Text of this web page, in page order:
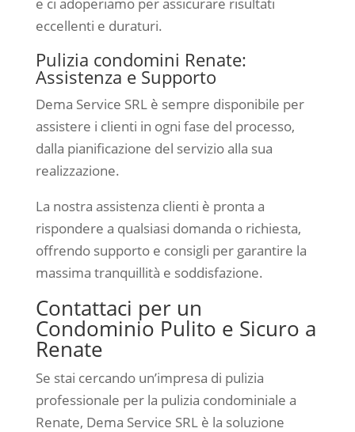
eccellenti e duraturi.
Pulizia condomini Renate:
Assistenza e Supporto
Dema Service SRL è sempre disponibile per
assistere i clienti in ogni fase del processo,
dalla pianificazione del servizio alla sua
realizzazione.
La nostra assistenza clienti è pronta a
rispondere a qualsiasi domanda o richiesta,
offrendo supporto e consigli per garantire la
massima tranquillità e soddisfazione.
Contattaci per un
Condominio Pulito e Sicuro a
Renate
Se stai cercando un’impresa di pulizia
professionale per la pulizia condominiale a
Renate, Dema Service SRL è la soluzione